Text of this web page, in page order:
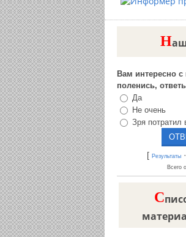
Н
Вам интересно
поленись,
Да
Не очень
Зря потратил
[ Результаты ·
Всего
C